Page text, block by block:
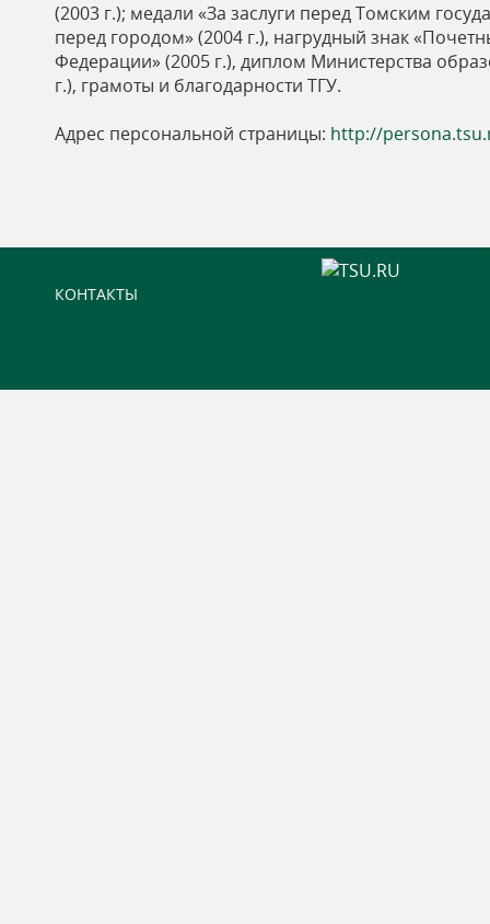
(2003 г.); медали «За заслуги перед Томским
перед городом» (2004 г.), нагрудный знак
Федерации» (2005 г.), диплом Министерства
г.), грамоты и благодарности ТГУ.
Адрес персональной страницы: http://
КОНТАКТЫ